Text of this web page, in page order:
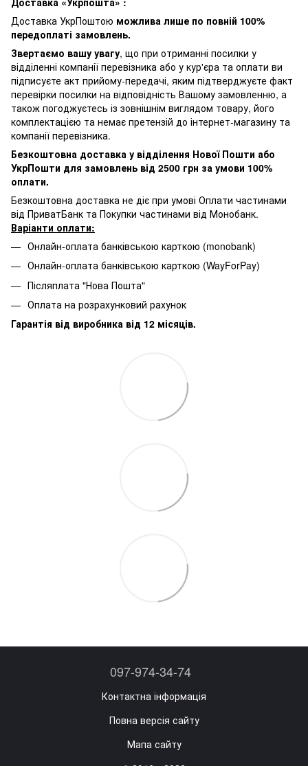
Доставка УкрПоштою можлива лише по повній 100%
передоплаті замовлень.
Звертаємо вашу увагу, що при отриманні посилки у
відділенні компанії перевізника або у кур'єра та оплати ви
підписуєте акт прийому-передачі, яким підтверджуєте факт
перевірки посилки на відповідність Вашому замовленню, а
також погоджуєтесь із зовнішнім виглядом товару, його
комплектацією та немає претензій до інтернет-магазину та
компанії перевізника.
Безкоштовна доставка у відділення Нової Пошти або
УкрПошти для замовлень від 2500 грн за умови 100%
оплати.
Безкоштовна доставка не діє при умові Оплати частинами
від ПриватБанк та Покупки частинами від Монобанк.
Варіанти оплати:
Онлайн-оплата банківською карткою (monobank)
Онлайн-оплата банківською карткою (WayForPay)
Післяплата "Нова Пошта"
Оплата на розрахунковий рахунок
Гарантія від виробника від 12 місяців.
097-974-34-74
Контактна інформація
Повна версія сайту
Мапа сайту